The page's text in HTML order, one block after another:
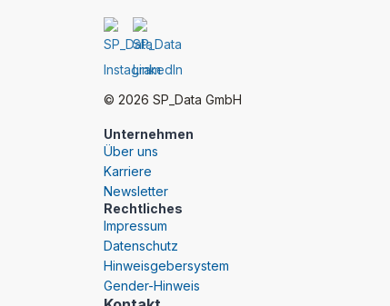
© 2026 SP_Data GmbH
Unternehmen
Über uns
Karriere
Newsletter
Rechtliches
Impressum
Datenschutz
Hinweisgebersystem
Gender-Hinweis